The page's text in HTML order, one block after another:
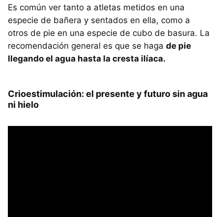
Es común ver tanto a atletas metidos en una
especie de bañera y sentados en ella, como a
otros de pie en una especie de cubo de basura. La
recomendación general es que se haga de pie
llegando el agua hasta la cresta ilíaca.
Crioestimulación: el presente y futuro sin agua
ni hielo